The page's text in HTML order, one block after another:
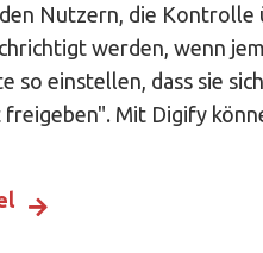
Nutzern, die
werden, wenn
so einstellen, dass sie
freigeben". Mit Digify